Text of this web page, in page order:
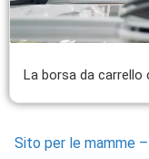
La borsa da
Sito per le mamme